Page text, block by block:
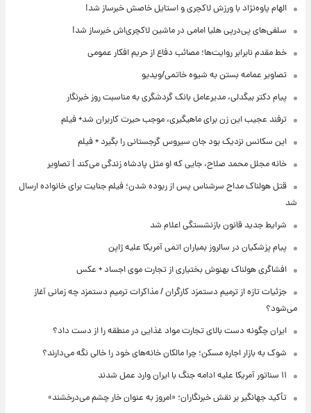
الهام پاوه‌نژاد با ورزش لاکچری و استایل خاصش خبرساز شد!
سلفی‌های پی‌درپی هلیا امامی در ماشین لاکچری‌اش خبرساز شد!
خط مقدم نابرابر روایت‌ها؛ مصائب دفاع از حریم افکار عمومی
تصاویر عمامه بستن به شیوه خاتمی/ویدیو
پیام دکتر بیگدلی، مدیرعامل بانک گردشگری به مناسبت روز خبرنگار
ترفند عجیب این زن برای ماهیگیری، موجب حیرت کاربران شد+ فیلم
این سکانس نزدیک بود جان سیروس گرجستانی را بگیرد + فیلم
خانه مجلل محمد صلاح، جایی که او مثل پادشاه زندگی می‌کند | تصاویر
قتل هولناک مداح سرشناس پس از ربوده شدن؛ فیلم جنایت برای خانواده ارسال
شد
شرایط جدید قانون بازنشستگی اعلام شد
پیام پزشکیان در سالروز بمباران اتمی آمریکا علیه ژاپن
افشاگری هولناک بهنوش بختیاری از تجارت موی اجساد + عکس
جزئیات تازه از ترمیم دستمزد کارگران / مذاکرات ترمیم دستمزد چه زمانی آغاز
می‌شود؟
ایران چگونه دست بالای تجارت مواد غذایی در منطقه را از دست داد؟
شوک به بازار اجاره مسکن؛ چرا مالکان خانه‌های خود را خالی نگه می‌دارند؟
۱۱ سناتور آمریکا علیه ادامه جنگ با ایران وارد عمل شدند
تأکید جهانگیر بر نقش خبرنگاران؛ «امروز به عنوان خار چشم می‌درخشند»